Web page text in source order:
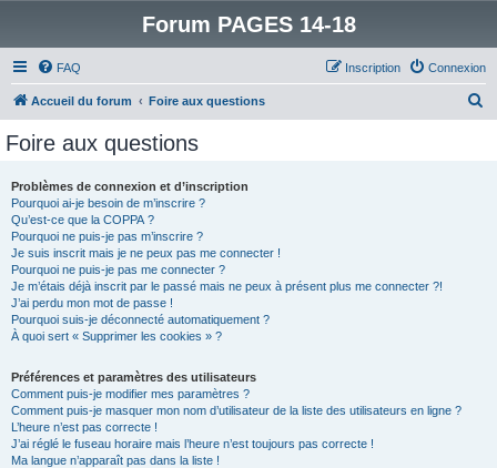
Forum PAGES 14-18
FAQ Connexion
Inscription
Accueil du forum Foire aux questions
Foire aux questions
Problèmes de connexion et d’inscription
Pourquoi ai-je besoin de m’inscrire ?
Qu’est-ce que la COPPA ?
Pourquoi ne puis-je pas m’inscrire ?
Je suis inscrit mais je ne peux pas me connecter !
Pourquoi ne puis-je pas me connecter ?
Je m’étais déjà inscrit par le passé mais ne peux à présent plus me connecter ?!
J’ai perdu mon mot de passe !
Pourquoi suis-je déconnecté automatiquement ?
À quoi sert « Supprimer les cookies » ?
Préférences et paramètres des utilisateurs
Comment puis-je modifier mes paramètres ?
Comment puis-je masquer mon nom d’utilisateur de la liste des utilisateurs en ligne ?
L’heure n’est pas correcte !
J’ai réglé le fuseau horaire mais l’heure n’est toujours pas correcte !
Ma langue n’apparaît pas dans la liste !